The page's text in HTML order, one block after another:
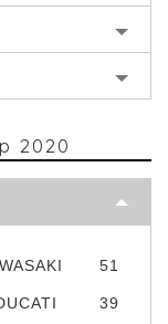
2020
51
39